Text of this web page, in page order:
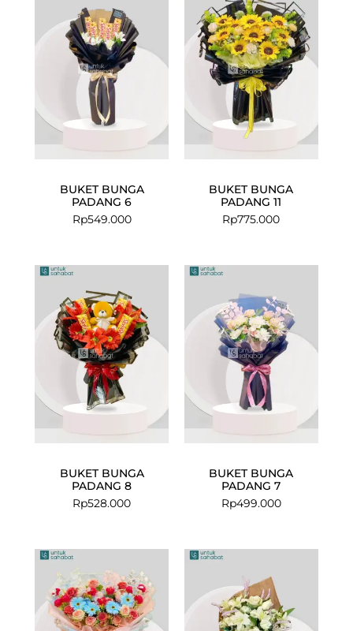
BUKET BUNGA
PADANG 6
Rp549.000
BUKET BUNGA
PADANG 11
Rp775.000
BUKET BUNGA
PADANG 8
Rp528.000
BUKET BUNGA
PADANG 7
Rp499.000